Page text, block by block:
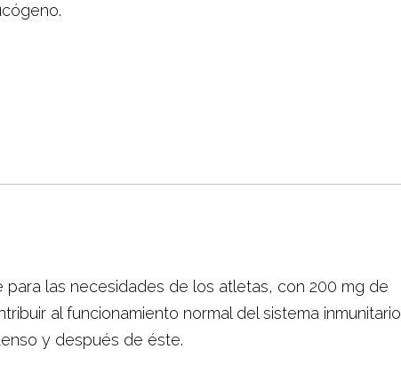
para las necesidades de los atletas, con 200 mg de
al funcionamiento normal del sistema inmunitario
y después de éste.